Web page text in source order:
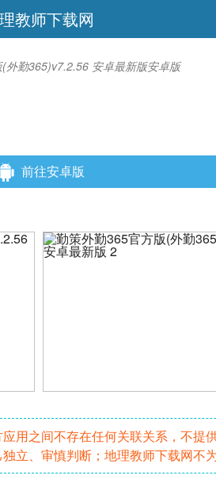
教师下载网
勤365)v7.2.56 安卓最新版安卓版
前往安卓版
用之间不存在任何关联关系，不提
、审慎判断；地理教师下载网不